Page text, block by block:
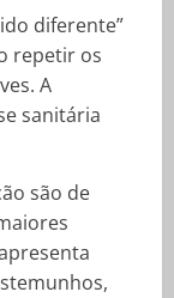
diferente”
repetir os
A
sanitária
são de